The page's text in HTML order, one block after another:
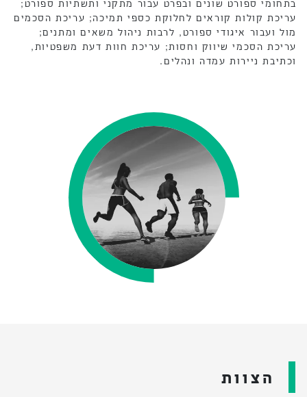
בתחומי ספורט שונים ובפרט עבור מתקני ותשתיות ספורט;
עריכת קולות קוראים לחלוקת כספי תמיכה; עריכת הסכמים
מול ועבור איגודי ספורט, לרבות ניהול משאים ומתנים;
עריכת הסכמי שיווק וחסות; עריכת חוות דעת משפטיות,
וכתיבת ניירות עמדה ונהלים.
הצוות